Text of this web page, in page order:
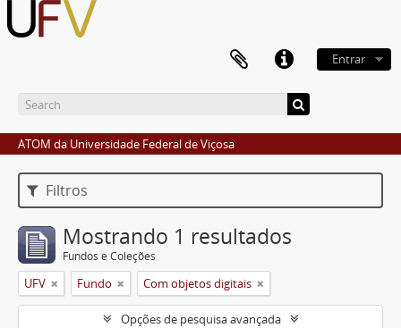
Entrar
ATOM da Universidade Federal de Viçosa
Filtros
Mostrando 1 resultados
Fundos e Coleções
UFV Fundo Com objetos digitais
Opções de pesquisa avançada